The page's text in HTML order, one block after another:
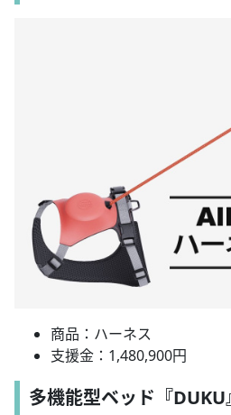
商品：ハーネス
支援金：1,480,900円
多機能型ベッド『